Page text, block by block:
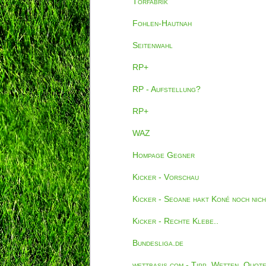
Fohlen-Hautnah
Seitenwahl
RP+
RP - Aufstellung?
RP+
WAZ
Hompage Gegner
Kicker - Vorschau
Kicker - Seoane hakt Koné noch
Kicker - Rechte Klebe..
Bundesliga.de